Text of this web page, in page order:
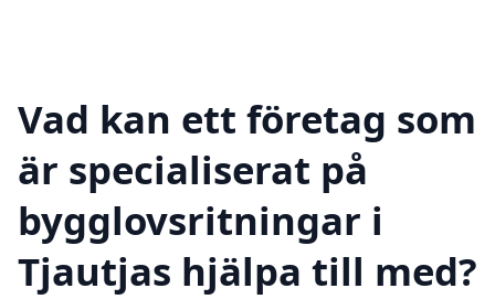
Vad kan ett företag som
är specialiserat på
bygglovsritningar i
Tjautjas hjälpa till med?